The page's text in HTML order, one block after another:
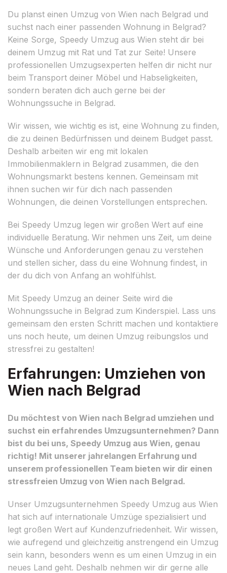
Du planst einen Umzug von Wien nach Belgrad und
suchst nach einer passenden Wohnung in Belgrad?
Keine Sorge, Speedy Umzug aus Wien steht dir bei
deinem Umzug mit Rat und Tat zur Seite! Unsere
professionellen Umzugsexperten helfen dir nicht nur
beim Transport deiner Möbel und Habseligkeiten,
sondern beraten dich auch gerne bei der
Wohnungssuche in Belgrad.
Wir wissen, wie wichtig es ist, eine Wohnung zu finden,
die zu deinen Bedürfnissen und deinem Budget passt.
Deshalb arbeiten wir eng mit lokalen
Immobilienmaklern in Belgrad zusammen, die den
Wohnungsmarkt bestens kennen. Gemeinsam mit
ihnen suchen wir für dich nach passenden
Wohnungen, die deinen Vorstellungen entsprechen.
Bei Speedy Umzug legen wir großen Wert auf eine
individuelle Beratung. Wir nehmen uns Zeit, um deine
Wünsche und Anforderungen genau zu verstehen
und stellen sicher, dass du eine Wohnung findest, in
der du dich von Anfang an wohlfühlst.
Mit Speedy Umzug an deiner Seite wird die
Wohnungssuche in Belgrad zum Kinderspiel. Lass uns
gemeinsam den ersten Schritt machen und kontaktiere
uns noch heute, um deinen Umzug reibungslos und
stressfrei zu gestalten!
Erfahrungen: Umziehen von
Wien nach Belgrad
Du möchtest von Wien nach Belgrad umziehen und
suchst ein erfahrendes Umzugsunternehmen? Dann
bist du bei uns, Speedy Umzug aus Wien, genau
richtig! Mit unserer jahrelangen Erfahrung und
unserem professionellen Team bieten wir dir einen
stressfreien Umzug von Wien nach Belgrad.
Unser Umzugsunternehmen Speedy Umzug aus Wien
hat sich auf internationale Umzüge spezialisiert und
legt großen Wert auf Kundenzufriedenheit. Wir wissen,
wie aufregend und gleichzeitig anstrengend ein Umzug
sein kann, besonders wenn es um einen Umzug in ein
neues Land geht. Deshalb nehmen wir dir gerne alle